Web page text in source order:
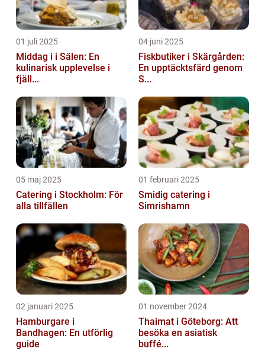
01 juli 2025
Middag i i Sälen: En
kulinarisk upplevelse i
fjäll...
04 juni 2025
Fiskbutiker i Skärgården:
En upptäcktsfärd genom
S...
05 maj 2025
Catering i Stockholm: För
alla tillfällen
01 februari 2025
Smidig catering i
Simrishamn
02 januari 2025
Hamburgare i
Bandhagen: En utförlig
guide
01 november 2024
Thaimat i Göteborg: Att
besöka en asiatisk
buffé...